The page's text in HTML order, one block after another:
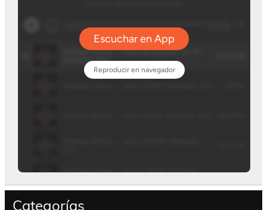
Categorías